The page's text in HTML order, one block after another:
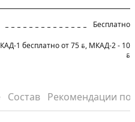
Бесплатно
1 бесплатно от 75 BYN, МКАД-2 - 10
BYN
Состав Рекомендации